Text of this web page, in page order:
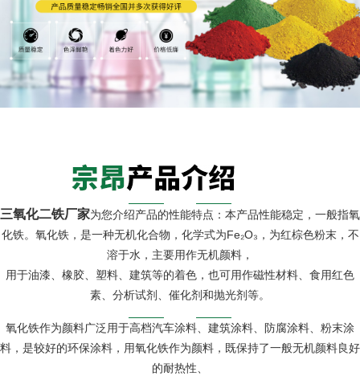
三氧化二铁厂家为您介绍产品的性能特点：本产品性能稳定，一般指氧
化铁。氧化铁，是一种无机化合物，化学式为Fe₂O₃，为红棕色粉末，不
溶于水，主要用作无机颜料，
用于油漆、橡胶、塑料、建筑等的着色，也可用作磁性材料、食用红色
素、分析试剂、催化剂和抛光剂等。
氧化铁作为颜料广泛用于高档汽车涂料、建筑涂料、防腐涂料、粉末涂
料，是较好的环保涂料，用氧化铁作为颜料，既保持了一般无机颜料良好
的耐热性、